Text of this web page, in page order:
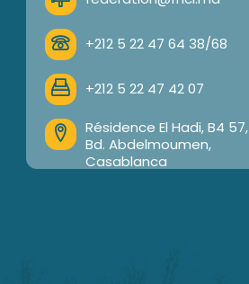
+212 5 22 47 64 38/68
+212 5 22 47 42 07
Résidence El Hadi, B4 57,
Bd. Abdelmoumen,
Casablanca